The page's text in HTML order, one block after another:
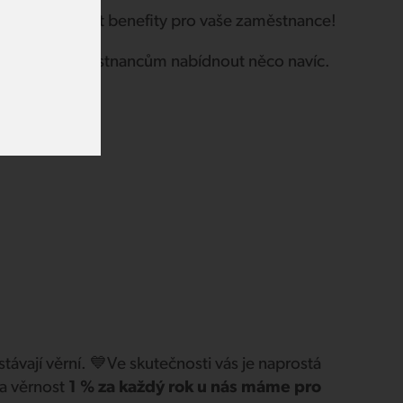
a připravit benefity pro vaše zaměstnance!
svým zaměstnancům nabídnout něco navíc.
věrní. 💙Ve skutečnosti vás je naprostá
věrnost 1 % za každý rok u nás máme pro